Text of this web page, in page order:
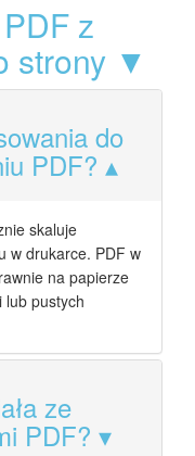
z
strony ▼
do
PDF?
skaluje
w drukarce. PDF w
na papierze
lub pustych
ze
PDF?